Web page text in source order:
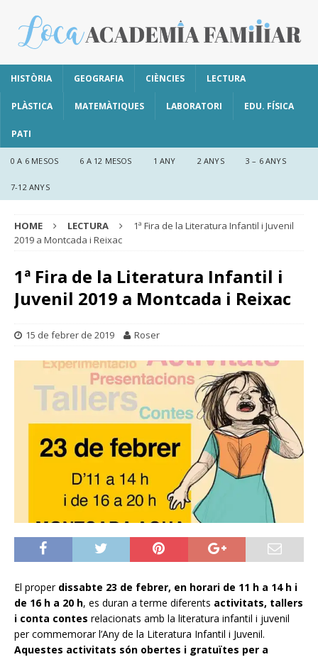
HISTÒRIA GEOGRAFIA CIÈNCIES LECTURA
PLÀSTICA MATEMÀTIQUES LABORATORI EDU. FÍSICA
PATI
0 A 6 MESOS 6 A 12 MESOS 1 ANY 2 ANYS 3 – 6 ANYS
7-12 ANYS
HOME LECTURA
1ª Fira de la Literatura Infantil i Juvenil
2019 a Montcada i Reixac
1ª Fira de la Literatura Infantil i
Juvenil 2019 a Montcada i Reixac
15 de febrer de 2019 Roser
El properdissabte 23 de febrer, en horari de 11 h a 14 h i
de 16 h a 20 h, es duran a terme diferents activitats, tallers
i conta contes relacionats amb la literatura infantil i juvenil
per commemorar l’Any de la Literatura Infantil i Juvenil.
Aquestes activitats són obertes i gratuïtes per a